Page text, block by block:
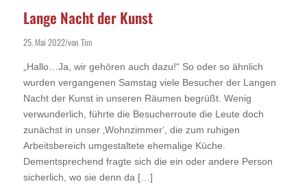
Lange Nacht der Kunst
25. Mai 2022/von Tim
„Hallo…Ja, wir gehören auch dazu!“ So oder so ähnlich
wurden vergangenen Samstag viele Besucher der Langen
Nacht der Kunst in unseren Räumen begrüßt. Wenig
verwunderlich, führte die Besucherroute die Leute doch
zunächst in unser ‚Wohnzimmer‘, die zum ruhigen
Arbeitsbereich umgestaltete ehemalige Küche.
Dementsprechend fragte sich die ein oder andere Person
sicherlich, wo sie denn da […]